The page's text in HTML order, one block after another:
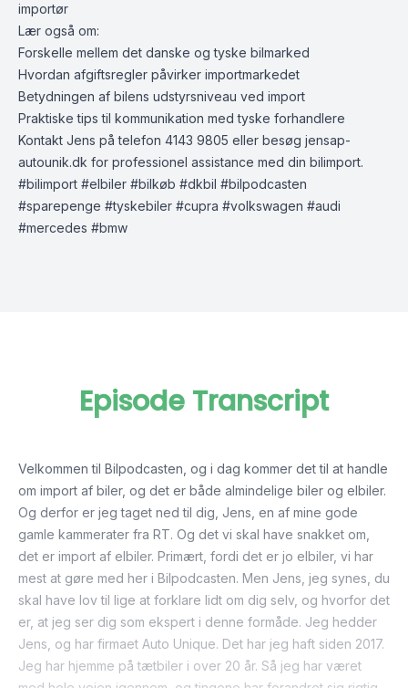
importør
Lær også om:
Forskelle mellem det danske og tyske bilmarked
Hvordan afgiftsregler påvirker importmarkedet
Betydningen af bilens udstyrsniveau ved import
Praktiske tips til kommunikation med tyske forhandlere
Kontakt Jens på telefon 4143 9805 eller besøg jensap-
autounik.dk for professionel assistance med din bilimport.
#bilimport #elbiler #bilkøb #dkbil #bilpodcasten
#sparepenge #tyskebiler #cupra #volkswagen #audi
#mercedes #bmw
Episode Transcript